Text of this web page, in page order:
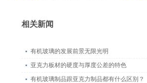
相关新闻
有机玻璃的发展前景无限光明
亚克力板材的硬度与厚度公差的特色
有机玻璃制品跟亚克力制品都有什么区别？